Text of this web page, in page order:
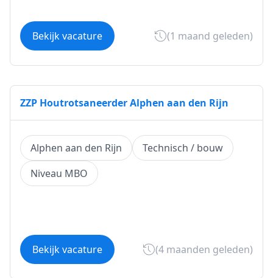
Bekijk vacature (1 maand geleden)
ZZP Houtrotsaneerder Alphen aan den Rijn
Alphen aan den Rijn
Technisch / bouw
Niveau MBO
Bekijk vacature (4 maanden geleden)